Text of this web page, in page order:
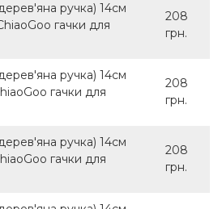
ручка) 14см
гачки для
208
грн.
ручка) 14см
гачки для
208
грн.
ручка) 14см
гачки для
208
грн.